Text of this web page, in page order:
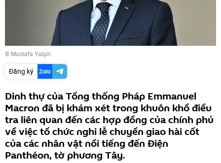
© Mustafa Yalçın
Đăng ký
Dinh thự của Tổng thống Pháp Emmanuel
Macron đã bị khám xét trong khuôn khổ điều
tra liên quan đến các hợp đồng của chính phủ
về việc tổ chức nghi lễ chuyển giao hài cốt
của các nhân vật nổi tiếng đến Điện
Panthéon, tờ phương Tây.